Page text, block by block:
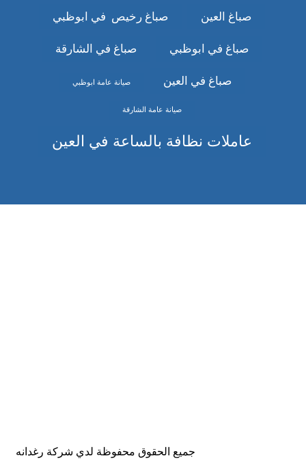
صباغ العين صباغ رخيص في ابوظبي
صباغ في ابوظبي صباغ في الشارقة
صباغ في العين صيانة عامة ابوظبي
صيانة عامة الشارقة
عاملات نظافة بالساعة في العين
جميع الحقوق محفوظة لدي شركة رغدانه